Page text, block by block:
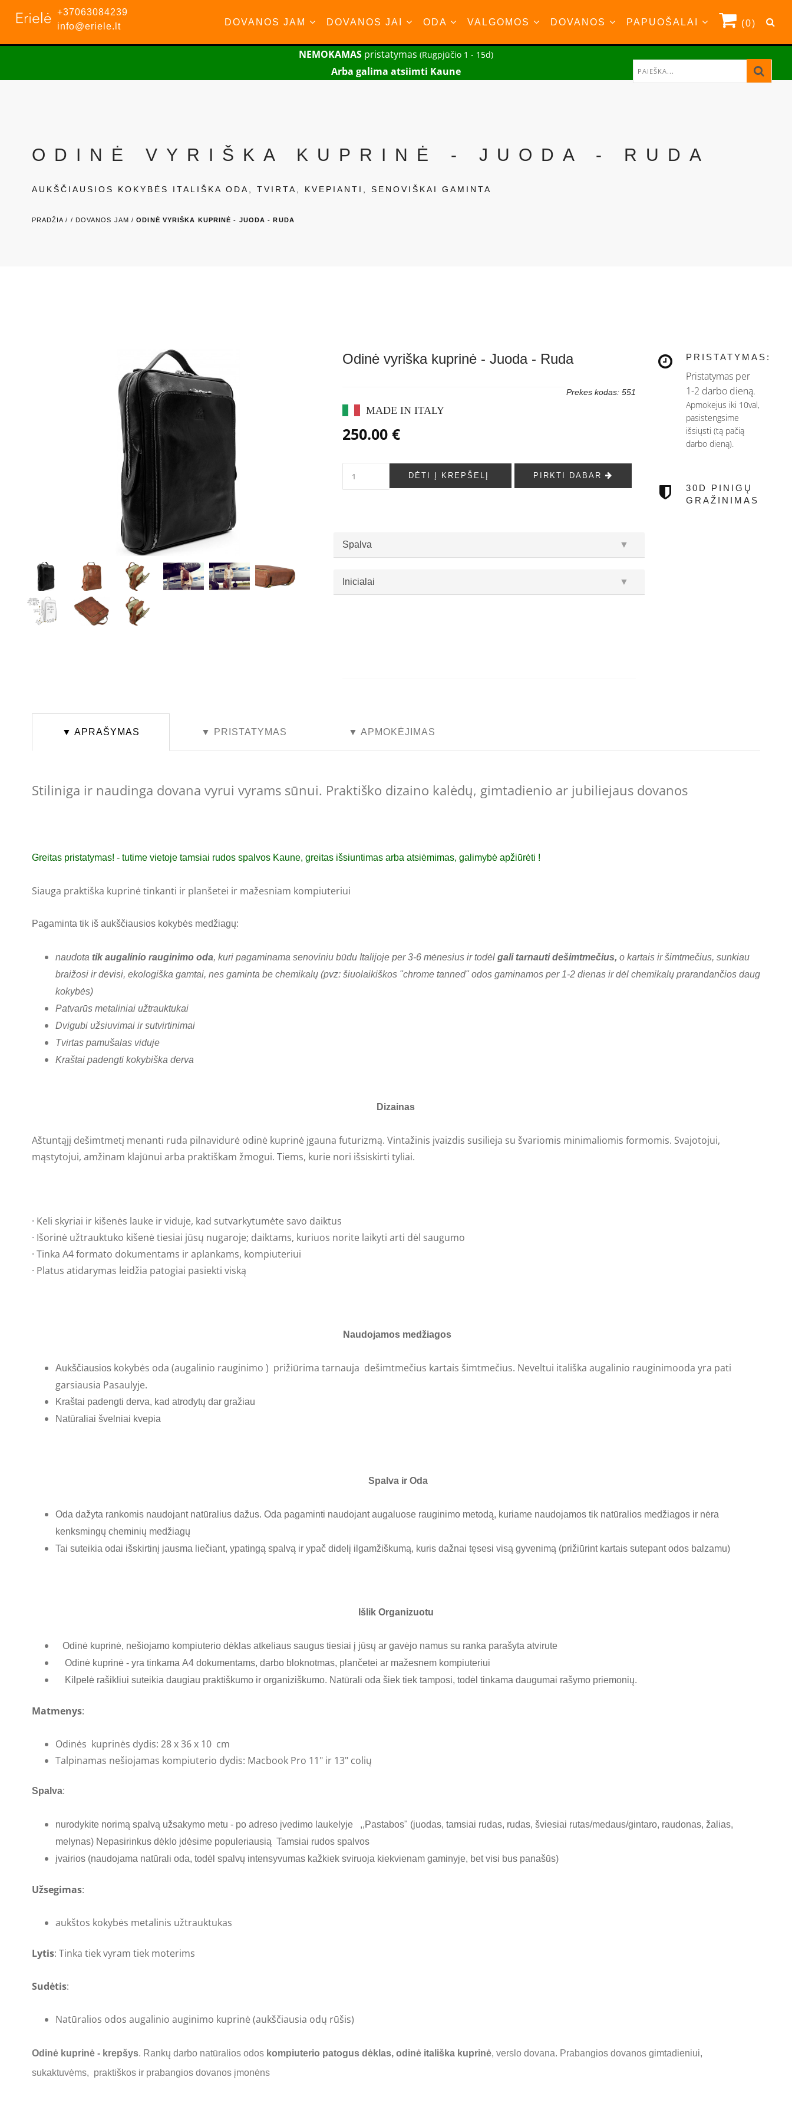
+37063084239
info@eriele.lt
(0)
DOVANOS JAM DOVANOS JAI ODA VALGOMOS DOVANOS PAPUOŠALAI
NEMOKAMAS pristatymas (Rugpjūčio 1 - 15d)
Arba galima atsiimti Kaune
ODINĖ VYRIŠKA KUPRINĖ - JUODA - RUDA
AUKŠČIAUSIOS KOKYBĖS ITALIŠKA ODA, TVIRTA, KVEPIANTI, SENOVIŠKAI GAMINTA
PRADŽIA / / DOVANOS JAM /ODINĖ VYRIŠKA KUPRINĖ - JUODA - RUDA
Odinė vyriška kuprinė - Juoda - Ruda
Prekes kodas: 551
MADE IN ITALY
250.00 €
DĖTI Į KREPŠELĮ PIRKTI DABAR
Spalva ▼
Inicialai ▼
PRISTATYMAS:
Pristatymas per
1-2 darbo dieną.
Apmokejus iki 10val,
pasistengsime
išsiųsti (tą pačią
darbo dieną).
30D PINIGŲ
GRAŽINIMAS
▼ APRAŠYMAS ▼ PRISTATYMAS ▼ APMOKĖJIMAS
Stiliniga ir naudinga dovana vyrui vyrams sūnui. Praktiško dizaino kalėdų, gimtadienio ar jubiliejaus dovanos
Greitas pristatymas! - tutime vietoje tamsiai rudos spalvos Kaune, greitas išsiuntimas arba atsiėmimas, galimybė apžiūrėti !
Siauga praktiška kuprinė tinkanti ir planšetei ir mažesniam kompiuteriui
Pagaminta tik iš aukščiausios kokybės medžiagų:
naudota tik augalinio rauginimo oda, kuri pagaminama senoviniu būdu Italijoje per 3-6 mėnesius ir todėl gali tarnauti dešimtmečius, o kartais ir šimtmečius, sunkiau
braižosi ir dėvisi, ekologiška gamtai, nes gaminta be chemikalų (pvz: šiuolaikiškos "chrome tanned" odos gaminamos per 1-2 dienas ir dėl chemikalų prarandančios daug
kokybės)
Patvarūs metaliniai užtrauktukai
Dvigubi užsiuvimai ir sutvirtinimai
Tvirtas pamušalas viduje
Kraštai padengti kokybiška derva
Dizainas
Aštuntąjį dešimtmetį menanti ruda pilnavidurė odinė kuprinė įgauna futurizmą. Vintažinis įvaizdis susilieja su švariomis minimaliomis formomis. Svajotojui,
mąstytojui, amžinam klajūnui arba praktiškam žmogui. Tiems, kurie nori išsiskirti tyliai.
· Keli skyriai ir kišenės lauke ir viduje, kad sutvarkytumėte savo daiktus
· Išorinė užtrauktuko kišenė tiesiai jūsų nugaroje; daiktams, kuriuos norite laikyti arti dėl saugumo
· Tinka A4 formato dokumentams ir aplankams, kompiuteriui
· Platus atidarymas leidžia patogiai pasiekti viską
Naudojamos medžiagos
Aukščiausioskokybės oda (augalinio rauginimo ) prižiūrima tarnauja dešimtmečius kartais šimtmečius. Neveltui itališka augalinio rauginimooda yra pati
garsiausia Pasaulyje.
Kraštai padengti derva, kad atrodytų dar gražiau
Natūraliai švelniai kvepia
Spalva ir Oda
Oda dažyta rankomis naudojant natūralius dažus. Oda pagaminti naudojant augaluose rauginimo metodą, kuriame naudojamos tik natūralios medžiagos ir nėra
kenksmingų cheminių medžiagų
Tai suteikia odai išskirtinį jausma liečiant, ypatingą spalvą ir ypač didelį ilgamžiškumą, kuris dažnai tęsesi visą gyvenimą (prižiūrint kartais sutepant odos balzamu)
Išlik Organizuotu
Odinė kuprinė, nešiojamo kompiuterio dėklas atkeliaus saugus tiesiai į jūsų ar gavėjo namus su ranka parašyta atvirute
Odinė kuprinė - yra tinkama A4 dokumentams, darbo bloknotmas, plančetei ar mažesnem kompiuteriui
Kilpelė rašikliui suteikia daugiau praktiškumo ir organiziškumo. Natūrali oda šiek tiek tamposi, todėl tinkama daugumai rašymo priemonių.
Matmenys:
Odinės kuprinės dydis: 28 x 36 x 10 cm
Talpinamas nešiojamas kompiuterio dydis: Macbook Pro 11" ir 13" colių
​Spalva:
nurodykite norimą spalvą užsakymo metu - po adreso įvedimo laukelyje ,,Pastabos" (juodas, tamsiai rudas, rudas, šviesiai rutas/medaus/gintaro, raudonas, žalias,
melynas) Nepasirinkus dėklo įdėsime populeriausią Tamsiai rudos spalvos
įvairios (naudojama natūrali oda, todėl spalvų intensyvumas kažkiek sviruoja kiekvienam gaminyje, bet visi bus panašūs)
Užsegimas:
aukštos kokybės metalinis užtrauktukas
Lytis: Tinka tiek vyram tiek moterims
Sudėtis:
Natūralios odos augalinio auginimo kuprinė (aukščiausia odų rūšis)
Odinė kuprinė - krepšys. Rankų darbo natūralios odos kompiuterio patogus dėklas, odinė itališka kuprinė, verslo dovana. Prabangios dovanos gimtadieniui,
sukaktuvėms, praktiškos ir prabangios dovanos įmonėns